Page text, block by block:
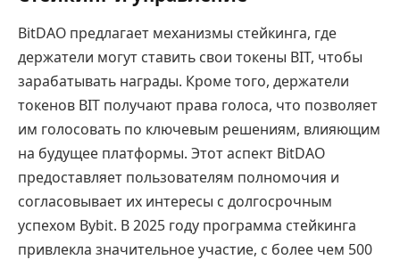
BitDAO предлагает механизмы стейкинга, где
держатели могут ставить свои токены BIT, чтобы
зарабатывать награды. Кроме того, держатели
токенов BIT получают права голоса, что позволяет
им голосовать по ключевым решениям, влияющим
на будущее платформы. Этот аспект BitDAO
предоставляет пользователям полномочия и
согласовывает их интересы с долгосрочным
успехом Bybit. В 2025 году программа стейкинга
привлекла значительное участие, с более чем 500